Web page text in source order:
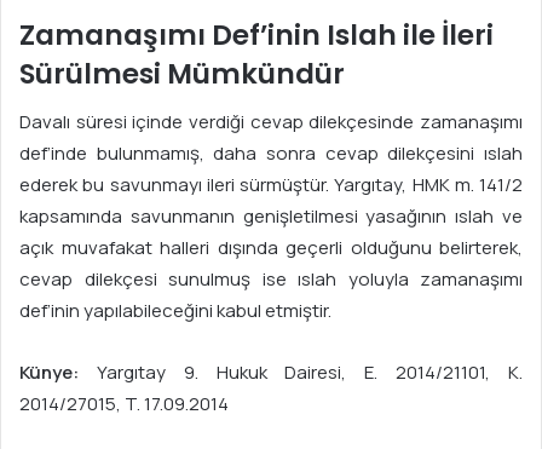
Zamanaşımı Def’inin Islah ile İleri
Sürülmesi Mümkündür
Davalı süresi içinde verdiği cevap dilekçesinde zamanaşımı
def’inde bulunmamış, daha sonra cevap dilekçesini ıslah
ederek bu savunmayı ileri sürmüştür. Yargıtay, HMK m. 141/2
kapsamında savunmanın genişletilmesi yasağının ıslah ve
açık muvafakat halleri dışında geçerli olduğunu belirterek,
cevap dilekçesi sunulmuş ise ıslah yoluyla zamanaşımı
def’inin yapılabileceğini kabul etmiştir.
Künye: Yargıtay 9. Hukuk Dairesi, E. 2014/21101, K.
2014/27015, T. 17.09.2014